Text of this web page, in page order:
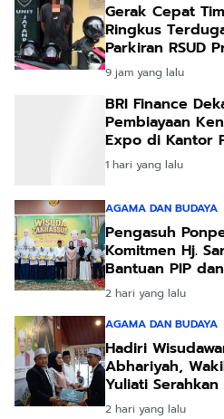
Gerak Cepat
Ringkus
Parkiran RSUD
9 jam yang lalu
BRI Finance
Pembiayaan
Expo di Kantor
1 hari yang lalu
AGAMA DAN BUDAYA
Pengasuh
Komitmen Hj. Sari
Bantuan PIP
Santri
2 hari yang lalu
AGAMA DAN BUDAYA
Hadiri
Abhariyah, Wakil Ketua DPR RI Hj. Sari
Yuliati
Bantuan
2 hari yang lalu